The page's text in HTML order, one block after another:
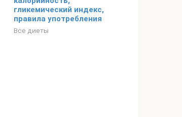
гликемический индекс,
правила употребления
Все диеты